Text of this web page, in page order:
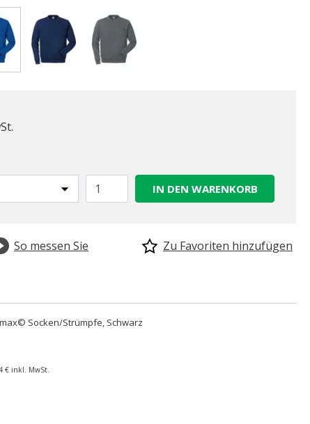
IN DEN WARENKORB
So messen Sie Zu Favoriten hinzufügen
Socken/Strümpfe, Schwarz
€ inkl. MwSt.